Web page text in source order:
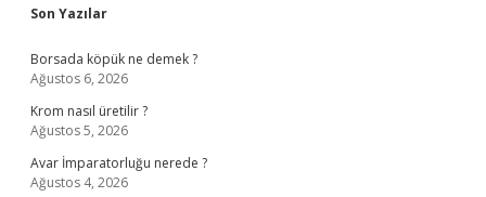
Sidebar
Son Yazılar
Borsada köpük ne demek ?
Ağustos 6, 2026
Krom nasıl üretilir ?
Ağustos 5, 2026
Avar İmparatorluğu nerede ?
Ağustos 4, 2026